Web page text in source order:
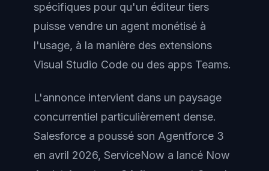
spécifiques pour qu'un éditeur tiers
puisse vendre un agent monétisé à
l'usage, à la manière des extensions
Visual Studio Code ou des apps Teams.
L'annonce intervient dans un paysage
concurrentiel particulièrement dense.
Salesforce a poussé son Agentforce 3
en avril 2026, ServiceNow a lancé Now